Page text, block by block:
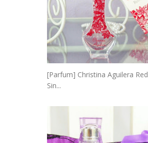
[Parfum] Christina Aguilera Red
Sin...